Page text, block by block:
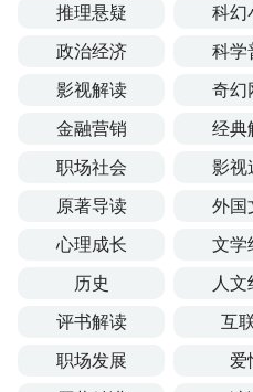
推理悬疑
科幻
政治经济
科学
影视解读
奇幻
金融营销
经典
职场社会
影视
原著导读
外国
心理成长
文学
历史
人文
评书解读
互
职场发展
爱